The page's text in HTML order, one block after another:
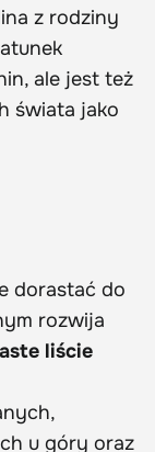
z rodziny
ale jest też
świata jako
dorastać do
rozwija
liście
u góry oraz